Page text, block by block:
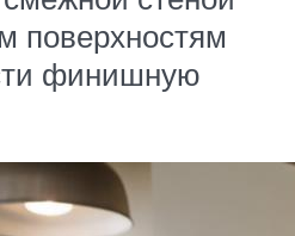
поверхностям
финишную